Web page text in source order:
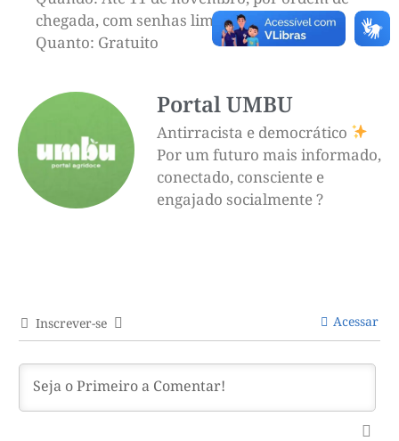
chegada, com senhas limitadas
Quanto: Gratuito
Portal UMBU
Antirracista e democrático
Por um futuro mais informado,
conectado, consciente e
engajado socialmente ?
Inscrever-se Acessar